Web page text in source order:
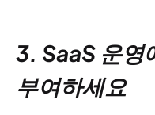
3. SaaS 운영
부여하세요